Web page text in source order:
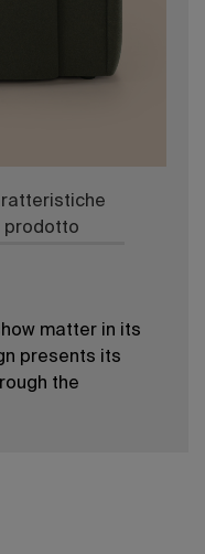
prodotto
matter in its
presents its
the